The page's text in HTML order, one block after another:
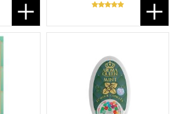
Lägg till i favoriter